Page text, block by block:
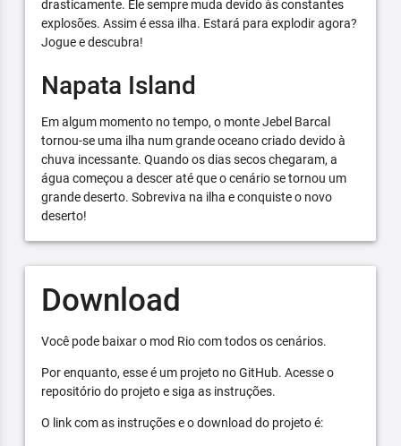
drasticamente. Ele sempre muda devido às constantes
explosões. Assim é essa ilha. Estará para explodir agora?
Jogue e descubra!
Napata Island
Em algum momento no tempo, o monte Jebel Barcal
tornou-se uma ilha num grande oceano criado devido à
chuva incessante. Quando os dias secos chegaram, a
água começou a descer até que o cenário se tornou um
grande deserto. Sobreviva na ilha e conquiste o novo
deserto!
Download
Você pode baixar o mod Rio com todos os cenários.
Por enquanto, esse é um projeto no GitHub. Acesse o
repositório do projeto e siga as instruções.
O link com as instruções e o download do projeto é: